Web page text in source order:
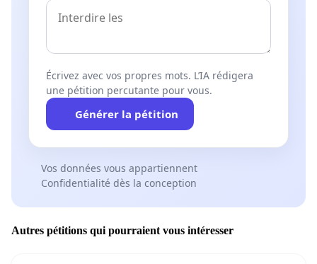
Écrivez avec vos propres mots. L’IA rédigera
une pétition percutante pour vous.
Générer la pétition
Vos données vous appartiennent
Confidentialité dès la conception
Autres pétitions qui pourraient vous intéresser